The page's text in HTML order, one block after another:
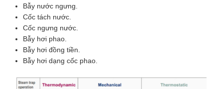
Bẫy nước ngưng.
Cốc tách nước.
Cốc ngưng nước.
Bẫy hơi phao.
Bẫy hơi đồng tiền.
Bẫy hơi dạng cốc phao.